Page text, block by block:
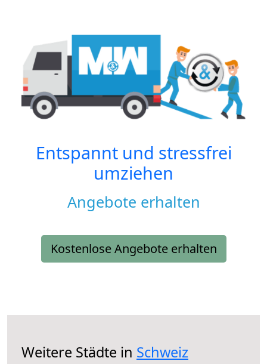
Entspannt und stressfrei
umziehen
Angebote erhalten
Kostenlose Angebote erhalten
Weitere Städte in Schweiz